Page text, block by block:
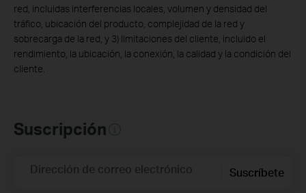
red, incluidas interferencias locales, volumen y densidad del
tráfico, ubicación del producto, complejidad de la red y
sobrecarga de la red, y 3) limitaciones del cliente, incluido el
rendimiento, la ubicación, la conexión, la calidad y la condición del
cliente.
Suscripción
Dirección de correo electrónico Suscríbete